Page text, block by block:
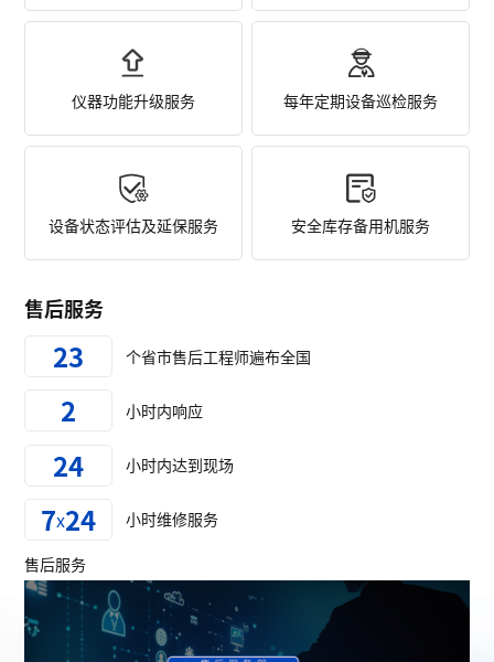
仪器功能升级服务 每年定期设备巡检服务
设备状态评估及延保服务 安全库存备用机服务
售后服务
23 个省市售后工程师遍布全国
2 小时内响应
24 小时内达到现场
7x24 小时维修服务
售后服务